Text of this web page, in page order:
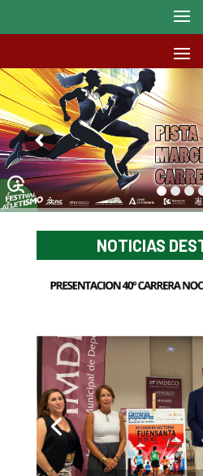
NOTICIAS